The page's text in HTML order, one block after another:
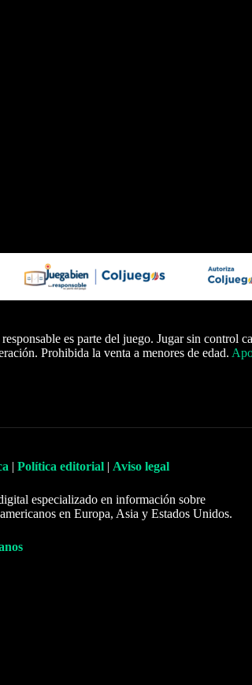
es parte del juego. Jugar sin control
Prohibida la venta a menores de edad.
| Política editorial | Aviso legal
especializado en información sobre
en Europa, Asia y Estados Unidos.